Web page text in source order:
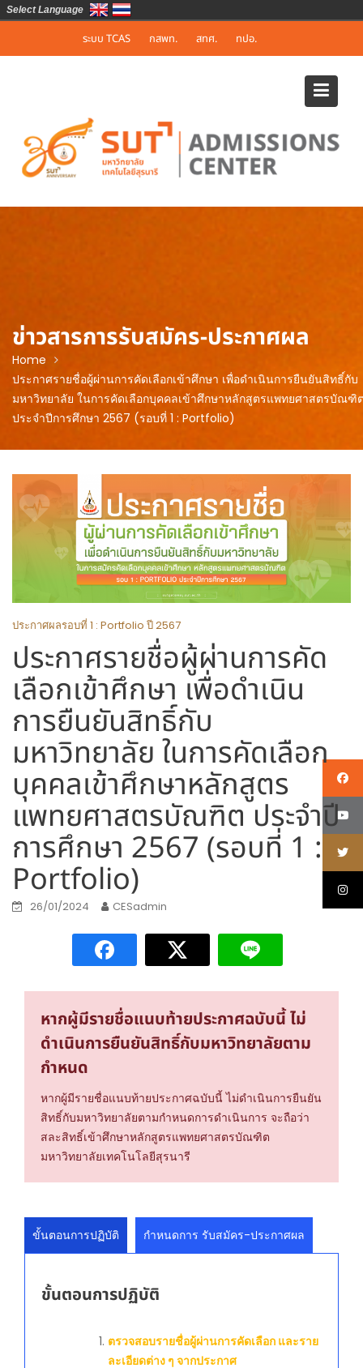
ระบบ TCAS กสพท. สทศ. ทปอ.
ข่าวสารการรับสมัคร-ประกาศผล
Home
ประกาศรายชื่อผู้ผ่านการคัดเลือกเข้าศึกษา เพื่อดำเนินการยืนยันสิทธิ์กับ
มหาวิทยาลัย ในการคัดเลือกบุคคลเข้าศึกษาหลักสูตรแพทยศาสตรบัณฑิ
ประจำปีการศึกษา 2567 (รอบที่ 1 : Portfolio)
ประกาศผลรอบที่ 1 : Portfolio ปี 2567
ประกาศรายชื่อผู้ผ่านการคัด
เลือกเข้าศึกษา เพื่อดำเนิน
การยืนยันสิทธิ์กับ
มหาวิทยาลัย ในการคัดเลือก
บุคคลเข้าศึกษาหลักสูตร
แพทยศาสตรบัณฑิต ประจำปี
การศึกษา 2567 (รอบที่ 1 :
Portfolio)
26/01/2024 CESadmin
หากผู้มีรายชื่อแนบท้ายประกาศฉบับนี้ ไม่
ดำเนินการยืนยันสิทธิ์กับมหาวิทยาลัยตาม
กำหนด
หากผู้มีรายชื่อแนบท้ายประกาศฉบับนี้ ไม่ดำเนินการยืนยัน
สิทธิ์กับมหาวิทยาลัยตามกำหนดการดำเนินการ จะถือว่า
สละสิทธิ์เข้าศึกษาหลักสูตรแพทยศาสตรบัณฑิต
มหาวิทยาลัยเทคโนโลยีสุรนารี
ขั้นตอนการปฏิบัติ กำหนดการ รับสมัคร-ประกาศผล
ขั้นตอนการปฏิบัติ
ตรวจสอบรายชื่อผู้ผ่านการคัดเลือก และราย
ละเอียดต่าง ๆ จากประกาศ
Select Language